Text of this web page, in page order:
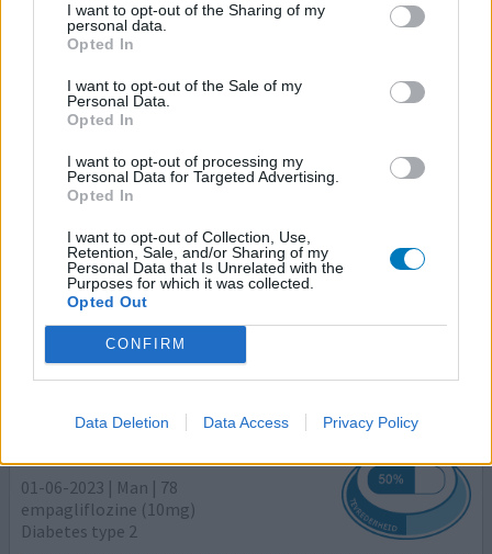
I want to opt-out of the Sharing of my
personal data.
Opted In
I want to opt-out of the Sale of my
Personal Data.
Opted In
I want to opt-out of processing my
Personal Data for Targeted Advertising.
Opted In
I want to opt-out of Collection, Use,
Retention, Sale, and/or Sharing of my
Personal Data that Is Unrelated with the
Purposes for which it was collected.
Opted Out
CONFIRM
Data Deletion Data Access Privacy Policy
empagliflozine (10mg)
Diabetes type 2
Effectiviteit
Hoeveelheid bijwerkingen
Na nog geen week innemen kreeg ik vage klachten als
instabiliteit, duizelig, slechter zien, geen trek in eten,
veel slapen. Uiteindelijk op de IC beland met
ketoacidose. Ik weet er niets meer van, was al aardig 'van
de wereld.' Mijn energielevel was helemaal op. Het is
inmiddels twee maanden geleden en ik ben nog steeds
herstellende. Spierkracht was erg verzwakt. Door
meer...]
0 reacties
Jardiance
01-06-2023 | Man | 78
empagliflozine (10mg)
Diabetes type 2